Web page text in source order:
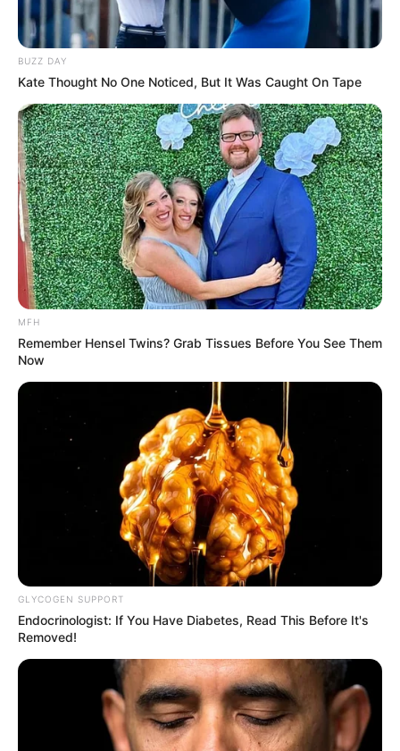
ΣΠΑΜΕ ΤΟ ΜΑΤΡΙΞ – ΤΟ ΒΙΒΛΙΟ
BUZZ DAY
Kate Thought No One Noticed, But It Was Caught On Tape
MFH
Remember Hensel Twins? Grab Tissues Before You See Them
Now
GLYCOGEN SUPPORT
Endocrinologist: If You Have Diabetes, Read This Before It's
Removed!